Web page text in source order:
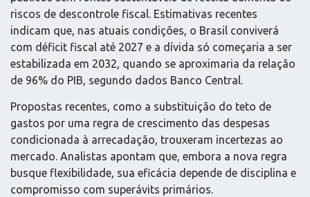
riscos de descontrole fiscal. Estimativas recentes
indicam que, nas atuais condições, o Brasil conviverá
com déficit fiscal até 2027 e a dívida só começaria a ser
estabilizada em 2032, quando se aproximaria da relação
de 96% do PIB, segundo dados Banco Central.
Propostas recentes, como a substituição do teto de
gastos por uma regra de crescimento das despesas
condicionada à arrecadação, trouxeram incertezas ao
mercado. Analistas apontam que, embora a nova regra
busque flexibilidade, sua eficácia depende de disciplina e
compromisso com superávits primários.